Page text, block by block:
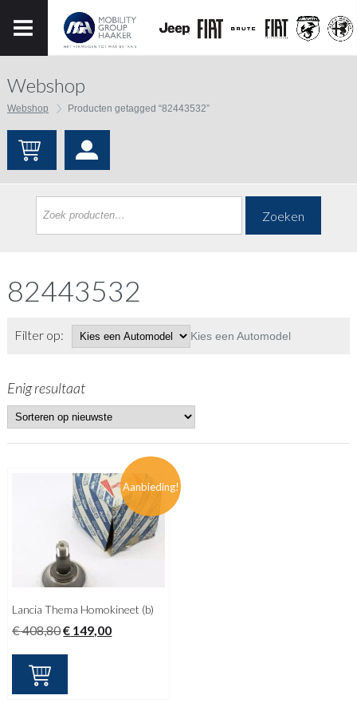
Webshop
Webshop Producten getagged “82443532”
Zoeken
82443532
Filter op: Kies een Automodel
Enig resultaat
Aanbieding!
Lancia Thema Homokineet (b)
€408,80Oorspronkelijke
€ 149,00Huidige